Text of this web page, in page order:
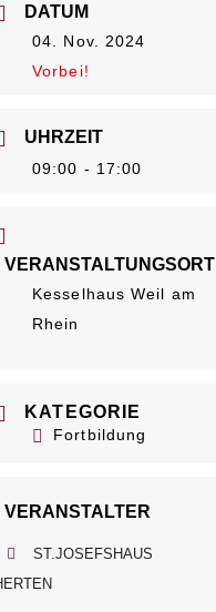
DATUM
04. Nov. 2024
Vorbei!
UHRZEIT
09:00 - 17:00
VERANSTALTUNGSORT
Kesselhaus Weil am
Rhein
KATEGORIE
Fortbildung
VERANSTALTER
ST.JOSEFSHAUS